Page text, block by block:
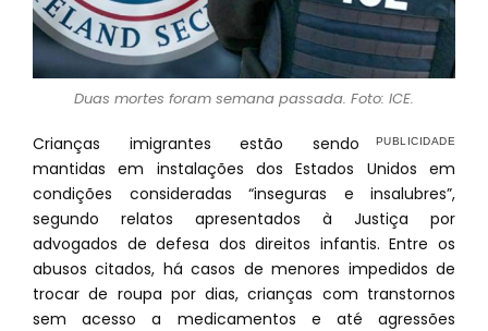
Duas mortes foram semana passada. Foto: ICE.
Crianças imigrantes estão sendo
mantidas em instalações dos Estados Unidos em
condições consideradas “inseguras e insalubres”,
segundo relatos apresentados à Justiça por
advogados de defesa dos direitos infantis. Entre os
abusos citados, há casos de menores impedidos de
trocar de roupa por dias, crianças com transtornos
sem acesso a medicamentos e até agressões